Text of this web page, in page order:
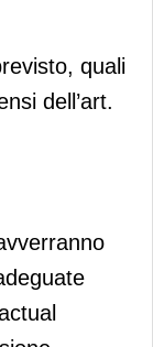
quali
dell’art.